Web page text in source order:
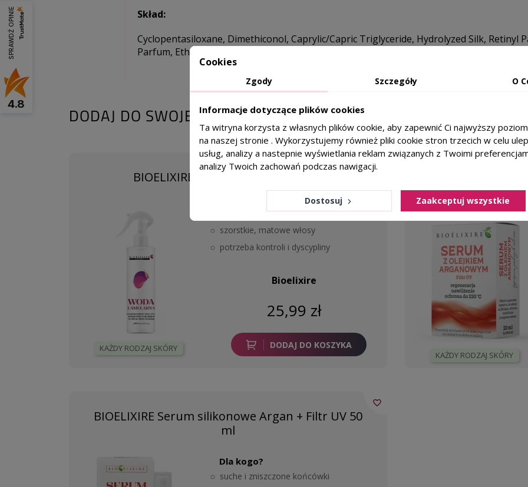
Skład:
Cyclopentasiloxane, Dimethiconol, Caprylic/Capric Triglyceride, Hydrolyzed Silk, Retinyl
Parfum, Ethylhexyl Methoxycinnamate, Tocopherol
DODAJ DO SWOJEJ KURACJI
BIOELIXIRE Woda lamelarna 250ml
KAŻDY RODZAJ SKÓRY
szorstkie, matowe włosy
potrzeba kontroli i dyscypliny
Bioelixire
25,99 zł
DODAJ DO KOSZYKA
favorite_border
KAŻDY RODZAJ SKÓRY
BIOELIXIRE Serum silikonowe Argan + Filtr UV 50
ml
Dla kogo?
suche i zniszczone końcówki
favorite_border
SPRAWDŹ OPINIE
4.8
Cookies
Zgody Szczegóły O
Informacje dotyczące plików cookies
Ta witryna korzysta z własnych plików cookie, aby zapewnić Ci najwyższy
na naszej stronie . Wykorzystujemy również pliki cookie stron trzecich w celu
usług, analizy a nastepnie wyświetlania reklam związanych z Twoimi
analizy Twoich zachowań podczas nawigacji.
Dostosuj Zaakceptuj wszystkie